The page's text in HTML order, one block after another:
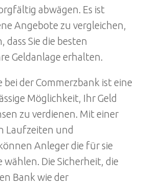
abwägen. Es ist
Angebote zu vergleichen,
dass Sie die besten
Geldanlage erhalten.
bei der Commerzbank ist eine
Möglichkeit, Ihr Geld
zu verdienen. Mit einer
Laufzeiten und
Anleger die für sie
wählen. Die Sicherheit, die
Bank wie der